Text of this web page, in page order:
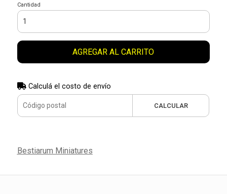
Cantidad
AGREGAR AL CARRITO
Calculá el costo de envío
CALCULAR
Bestiarum Miniatures